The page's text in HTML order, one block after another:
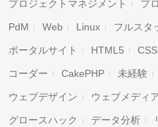
プロジェクトマネジメント プ
PdM Web Linux フルスタ
ポータルサイト HTML5
コーダー CakePHP 未経験
ウェブデザイン ウェブメディ
グロースハック データ分析